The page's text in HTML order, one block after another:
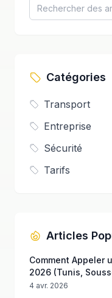
Catégories
Transport
Entreprise
Sécurité
Tarifs
Articles
Comment Appeler
2026 (Tunis,
4 avr. 2026